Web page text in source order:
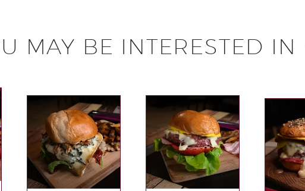
MAY BE INTERESTED IN